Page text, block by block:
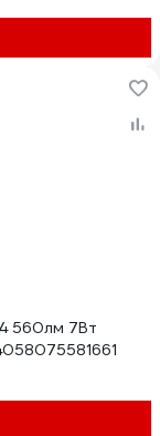
560лм 7Вт